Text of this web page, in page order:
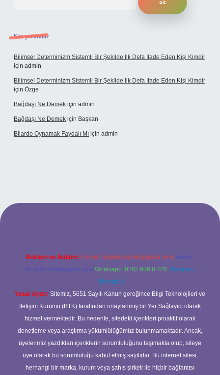
Son yorumlar
Bilimsel Determinizm Sistemli Bir Şekilde Ilk Defa Ifade Eden Kişi Kimdir
için admin
Bilimsel Determinizm Sistemli Bir Şekilde Ilk Defa Ifade Eden Kişi Kimdir
için Özge
Bağdaşı Ne Demek için admin
Bağdaşı Ne Demek için Başkan
Bilardo Oynamak Faydalı Mı için admin
bahis sitesi
Reklam ve İletişim: E-mail: backlinkpaneli@gmail.com Teams:
forumhizmeti@gmail.com Whatsapp: 0262 606 0 726 Telegram:
@karabul
Yasal Uyarı: Sitemiz, 5651 Sayılı Kanun gereğince Bilgi Teknolojileri ve
İletişim Kurumu (BTK) tarafından onaylanmış bir Yer Sağlayıcı olarak
hizmet vermektedir. Bu nedenle, sitedeki içerikleri proaktif olarak
denetleme veya araştırma yükümlülüğümüz bulunmamaktadır. Ancak,
üyelerimiz yazdıkları içeriklerin sorumluluğunu taşımakta olup, siteye
üye olarak bu sorumluluğu kabul etmiş sayılırlar. Bu internet sitesi,
herhangi bir marka, kurum veya şahıs şirketi ile hiçbir bağlantısı